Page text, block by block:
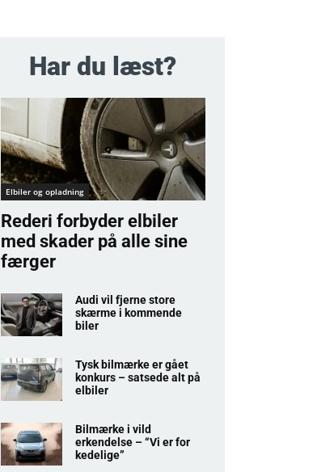
Har du læst?
Elbiler og opladning
Rederi forbyder elbiler
med skader på alle sine
færger
Audi vil fjerne store
skærme i kommende
biler
Tysk bilmærke er gået
konkurs – satsede alt på
elbiler
Bilmærke i vild
erkendelse – “Vi er for
kedelige”